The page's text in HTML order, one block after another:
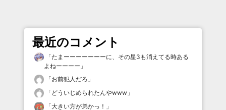
最近のコメント
「たまーーーーーーーに、その星3も消えてる時ある
よねーーーー 」
「お前犯人だろ 」
「 どういじめられたんやwww 」
「大きい方が弟かっ！ 」